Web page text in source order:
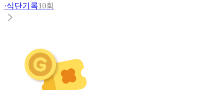
·식단기록10회